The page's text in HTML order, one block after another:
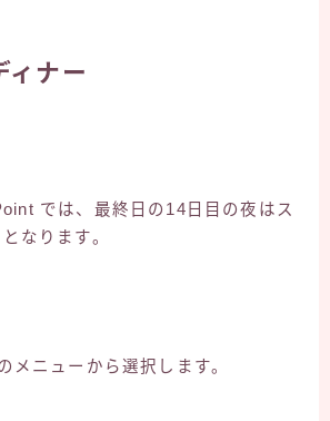
ィナー
では、最終日の14日目の夜はス
なります。
メニューから選択します。